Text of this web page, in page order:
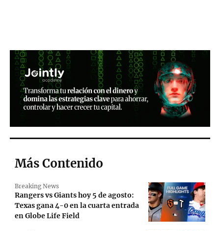
Más Contenido
Breaking News
Rangers vs Giants hoy 5 de agosto:
Texas gana 4-0 en la cuarta entrada
en Globe Life Field